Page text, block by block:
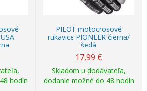
hodín
PILOT motocrosové
rukavice PIONEER čierna/
šedá
17,99 €
Skladom u dodávateľa,
dodanie možné do 48 hodín